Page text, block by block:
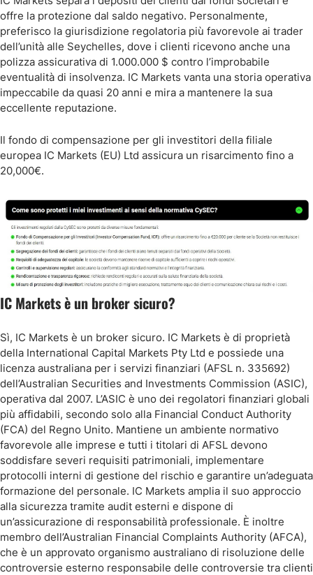
offre la protezione dal saldo negativo. Personalmente,
preferisco la giurisdizione regolatoria più favorevole ai trader
dell’unità alle Seychelles, dove i clienti ricevono anche una
polizza assicurativa di 1.000.000 $ contro l’improbabile
eventualità di insolvenza. IC Markets vanta una storia operativa
impeccabile da quasi 20 anni e mira a mantenere la sua
eccellente reputazione.
Il fondo di compensazione per gli investitori della filiale
europea IC Markets (EU) Ltd assicura un risarcimento fino a
20,000€.
IC Markets è un broker sicuro?
Sì, IC Markets è un broker sicuro. IC Markets è di proprietà
della International Capital Markets Pty Ltd e possiede una
licenza australiana per i servizi finanziari (AFSL n. 335692)
dell’Australian Securities and Investments Commission (ASIC),
operativa dal 2007. L’ASIC è uno dei regolatori finanziari globali
più affidabili, secondo solo alla Financial Conduct Authority
(FCA) del Regno Unito. Mantiene un ambiente normativo
favorevole alle imprese e tutti i titolari di AFSL devono
soddisfare severi requisiti patrimoniali, implementare
protocolli interni di gestione del rischio e garantire un’adeguata
formazione del personale. IC Markets amplia il suo approccio
alla sicurezza tramite audit esterni e dispone di
un’assicurazione di responsabilità professionale. È inoltre
membro dell’Australian Financial Complaints Authority (AFCA),
che è un approvato organismo australiano di risoluzione delle
controversie esterno responsabile delle controversie tra clienti